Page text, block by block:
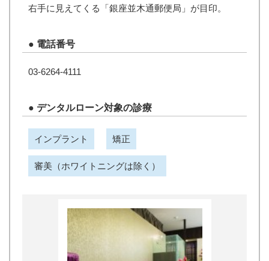
右手に見えてくる「銀座並木通郵便局」が目印。
● 電話番号
03-6264-4111
● デンタルローン対象の診療
インプラント 矯正
審美（ホワイトニングは除く）